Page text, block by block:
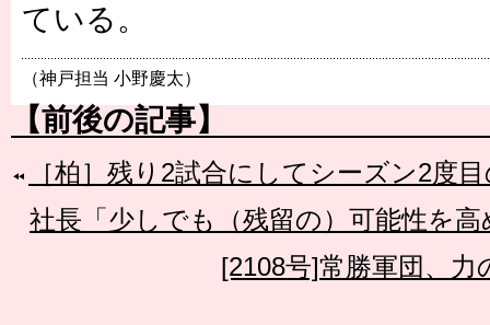
ている。
（神戸担当 小野慶太）
【前後の記事】
［柏］残り2試合にしてシーズン2度
社長「少しでも（残留の）可能性を
[2108号]常勝軍団、力